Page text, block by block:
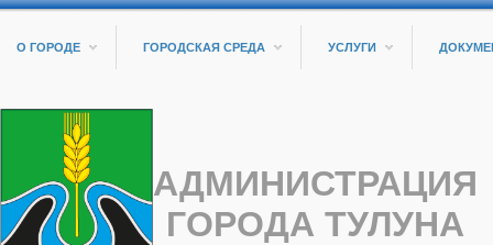
О ГОРОДЕ ГОРОДСКАЯ СРЕДА УСЛУГИ
АДМИНИСТРАЦИЯ
ГОРОДА ТУЛУНА